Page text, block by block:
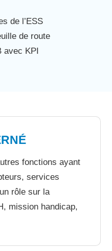
de l’ESS
de route
avec KPI
fonctions ayant
services
rôle sur la
mission handicap,